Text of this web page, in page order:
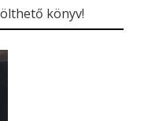
könyv!